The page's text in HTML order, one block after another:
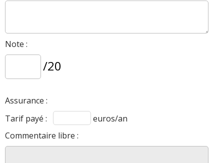
Note :
/20
Assurance :
Tarif payé :
euros/an
Commentaire libre :